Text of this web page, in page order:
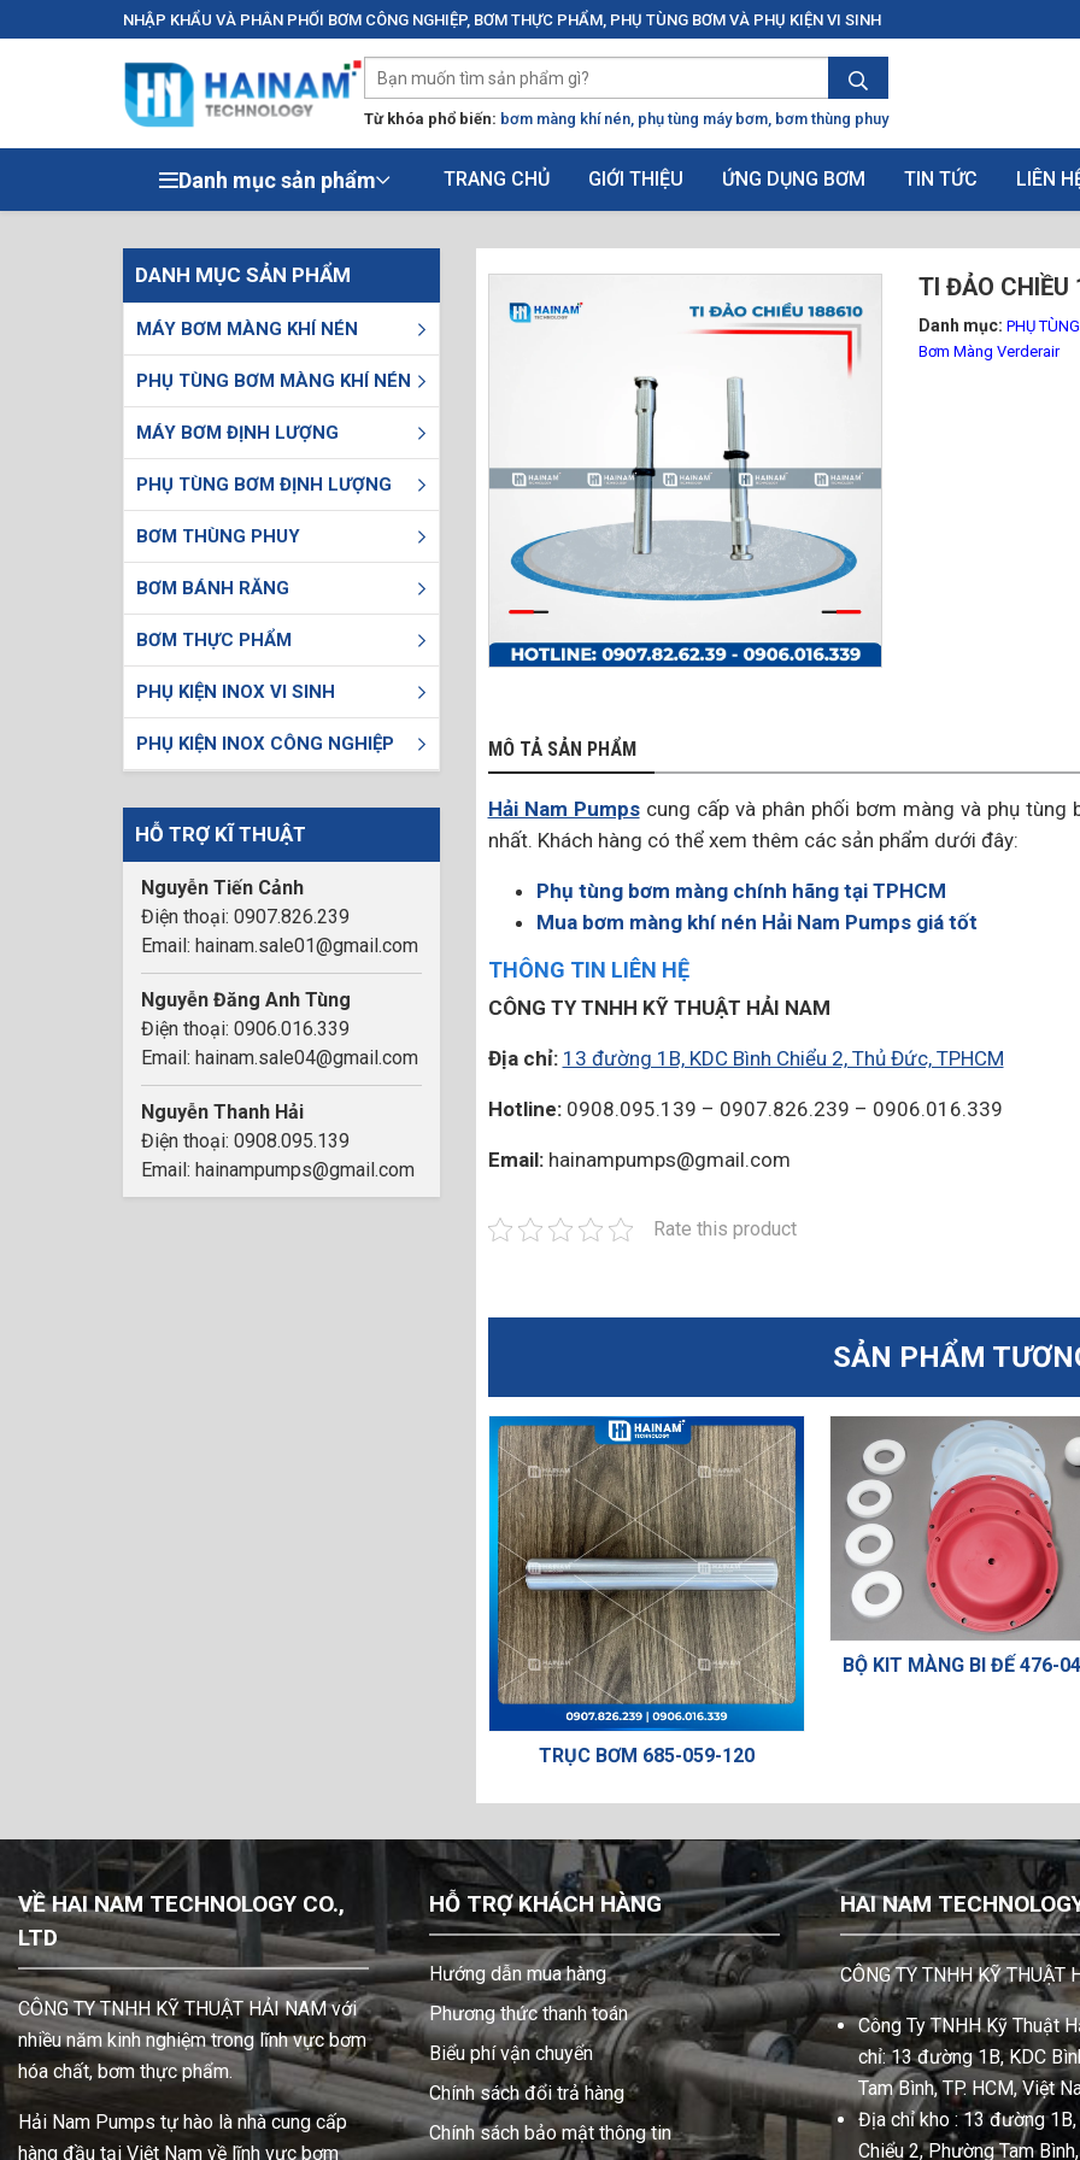
NHẬP KHẨU VÀ PHÂN PHỐI BƠM CÔNG NGHIỆP, BƠM THỰC PHẨM, PHỤ TÙNG BƠM VÀ PHỤ KIỆN VI SINH
Từ khóa phổ biến: bơm màng khí nén phụ tùng máy bơm bơm thùng phuy
Danh mục sản phẩm TRANG CHỦ GIỚI THIỆU ỨNG DỤNG BƠM TIN TỨC LIÊN
DANH MỤC SẢN PHẨM
MÁY BƠM MÀNG KHÍ NÉN
PHỤ TÙNG BƠM MÀNG KHÍ NÉN
MÁY BƠM ĐỊNH LƯỢNG
PHỤ TÙNG BƠM ĐỊNH LƯỢNG
BƠM THÙNG PHUY
BƠM BÁNH RĂNG
BƠM THỰC PHẨM
PHỤ KIỆN INOX VI SINH
PHỤ KIỆN INOX CÔNG NGHIỆP
HỖ TRỢ KĨ THUẬT
Nguyễn Tiến Cảnh
Điện thoại: 0907.826.239
Email: hainam.sale01@gmail.com
Nguyễn Đăng Anh Tùng
Điện thoại: 0906.016.339
Email: hainam.sale04@gmail.com
Nguyễn Thanh Hải
Điện thoại: 0908.095.139
Email: hainampumps@gmail.com
TI ĐẢO CHIỀU
Danh mục: PHỤ
Bơm Màng Verderair
MÔ TẢ SẢN PHẨM
Hải Nam Pumps cung cấp và phân phối bơm màng và phụ
nhất. Khách hàng có thể xem thêm các sản phẩm dưới đây:
Phụ tùng bơm màng chính hãng tại TPHCM
Mua bơm màng khí nén Hải Nam Pumps giá tốt
THÔNG TIN LIÊN HỆ
CÔNG TY TNHH KỸ THUẬT HẢI NAM
Địa chỉ: 13 đường 1B, KDC Bình Chiểu 2, Thủ Đức, TPHCM
Hotline:0908.095.139 – 0907.826.239 – 0906.016.339
Email:hainampumps@gmail.com
Rate this product
SẢN PHẨM
TRỤC BƠM 685-059-120
BỘ KIT MÀNG BI ĐẾ 476-
VỀ HAI NAM TECHNOLOGY CO.,
LTD
CÔNG TY TNHH KỸ THUẬT HẢI NAM với
nhiều năm kinh nghiệm trong lĩnh vực bơm
hóa chất, bơm thực phẩm.
Hải Nam Pumps tự hào là nhà cung cấp
hàng đầu tại Việt Nam về lĩnh vực bơm
HỖ TRỢ KHÁCH HÀNG
Hướng dẫn mua hàng
Phương thức thanh toán
Biểu phí vận chuyển
Chính sách đổi trả hàng
Chính sách bảo mật thông tin
HAI NAM
CÔNG TY TNHH KỸ THUẬT
Công Ty TNHH Kỹ Thuật
chỉ: 13 đường 1B, KDC
Tam Bình, TP. HCM, Việt
Địa chỉ kho : 13 đường 1B,
Chiểu 2, Phường Tam